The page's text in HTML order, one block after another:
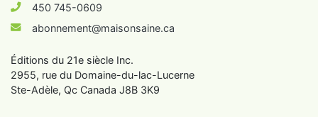
450 745-0609
abonnement@maisonsaine.ca
Éditions du 21e siècle Inc.
2955, rue du Domaine-du-lac-Lucerne
Ste-Adèle, Qc Canada J8B 3K9